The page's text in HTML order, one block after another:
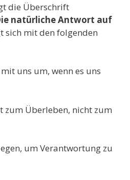
die Überschrift
natürliche Antwort auf
sich mit den folgenden
uns um, wenn es uns
zum Überleben, nicht zum
um Verantwortung zu